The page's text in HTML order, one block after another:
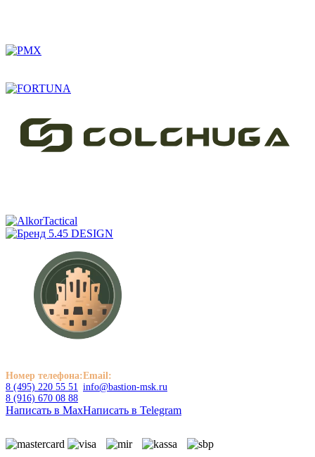
Номер телефона:
8 (495) 220 55 51
8 (916) 670 08 88
Email:
info@bastion-msk.ru
Написать в MaxНаписать в Telegram